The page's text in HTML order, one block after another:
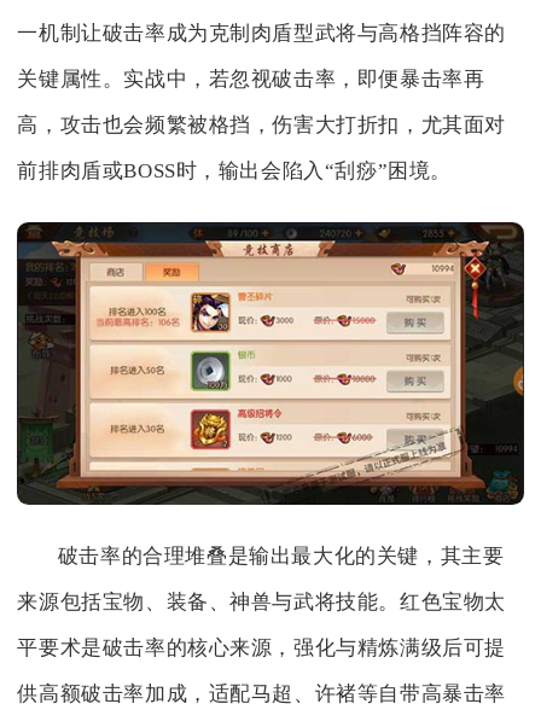
一机制让破击率成为克制肉盾型武将与高格挡阵容的
关键属性。实战中，若忽视破击率，即便暴击率再
高，攻击也会频繁被格挡，伤害大打折扣，尤其面对
前排肉盾或BOSS时，输出会陷入“刮痧”困境。
破击率的合理堆叠是输出最大化的关键，其主要
来源包括宝物、装备、神兽与武将技能。红色宝物太
平要术是破击率的核心来源，强化与精炼满级后可提
供高额破击率加成，适配马超、许褚等自带高暴击率